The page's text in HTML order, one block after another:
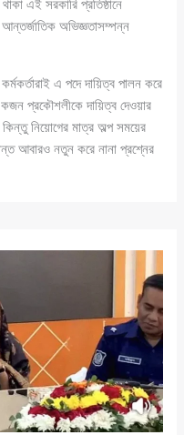
এই সরকারি প্রতিষ্ঠানে
অভিজ্ঞতাসম্পন্ন
এ পদে দায়িত্ব পালন করে
প্রকৌশলীকে দায়িত্ব দেওয়ার
নিয়োগের মাত্র অল্প সময়ের
আবারও নতুন করে নানা প্রশ্নের